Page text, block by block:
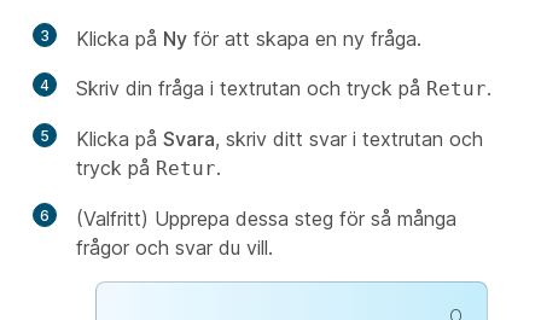
3 Klicka på Ny för att skapa en ny fråga.
4 Skriv din fråga i textrutan och tryck på Retur.
5 Klicka på Svara, skriv ditt svar i textrutan och
tryck på Retur.
6
(Valfritt) Upprepa dessa steg för så många
frågor och svar du vill.
O